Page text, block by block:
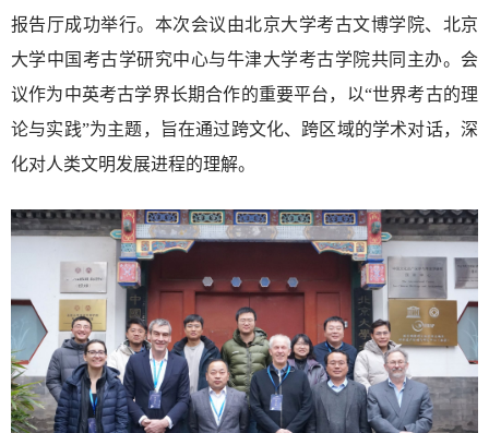
报告厅成功举行。本次会议由北京大学考古文博学院、北京
大学中国考古学研究中心与牛津大学考古学院共同主办。会
议作为中英考古学界长期合作的重要平台，以“世界考古的理
论与实践”为主题，旨在通过跨文化、跨区域的学术对话，深
化对人类文明发展进程的理解。